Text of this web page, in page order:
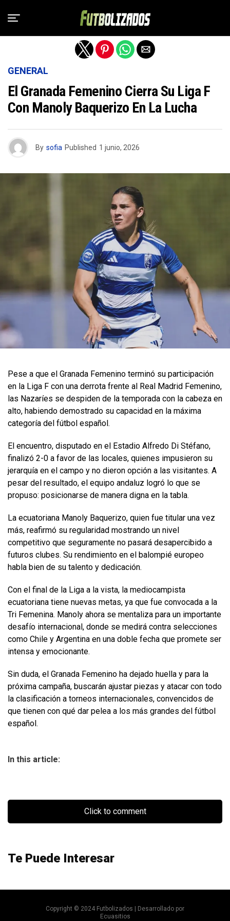
GENERAL
El Granada Femenino Cierra Su Liga F
Con Manoly Baquerizo En La Lucha
By sofia Published 1 junio, 2026
Pese a que el Granada Femenino terminó su participación
en la Liga F con una derrota frente al Real Madrid Femenino,
las Nazaríes se despiden de la temporada con la cabeza en
alto, habiendo demostrado su capacidad en la máxima
categoría del fútbol español.
El encuentro, disputado en el Estadio Alfredo Di Stéfano,
finalizó 2-0 a favor de las locales, quienes impusieron su
jerarquía en el campo y no dieron opción a las visitantes. A
pesar del resultado, el equipo andaluz logró lo que se
propuso: posicionarse de manera digna en la tabla.
La ecuatoriana Manoly Baquerizo, quien fue titular una vez
más, reafirmó su regularidad mostrando un nivel
competitivo que seguramente no pasará desapercibido a
futuros clubes. Su rendimiento en el balompié europeo
habla bien de su talento y dedicación.
Con el final de la Liga a la vista, la mediocampista
ecuatoriana tiene nuevas metas, ya que fue convocada a la
Tri Femenina. Manoly ahora se mentaliza para un importante
desafío internacional, donde se medirá contra selecciones
como Chile y Argentina en una doble fecha que promete ser
intensa y emocionante.
Sin duda, el Granada Femenino ha dejado huella y para la
próxima campaña, buscarán ajustar piezas y atacar con todo
la clasificación a torneos internacionales, convencidos de
que tienen con qué dar pelea a los más grandes del fútbol
español.
In this article:
Click to comment
Te Puede Interesar
Copyright © 2024 Futbolizados | Desarrollado por
Ecuasitios
Salir de la versión móvil